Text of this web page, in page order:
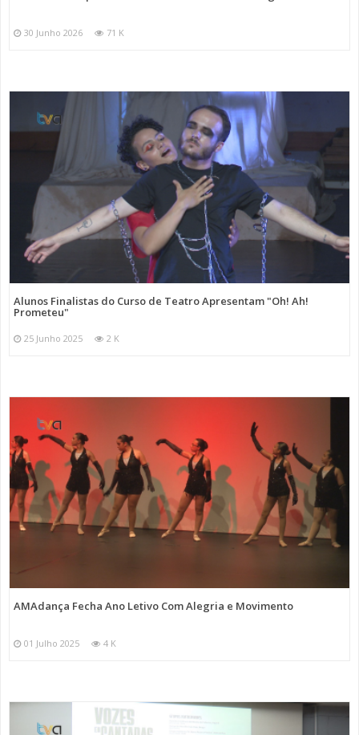
30 Junho 2026 71 K
Alunos Finalistas do Curso de Teatro Apresentam "Oh! Ah!
Prometeu"
25 Junho 2025 2 K
AMAdança Fecha Ano Letivo Com Alegria e Movimento
01 Julho 2025 4 K